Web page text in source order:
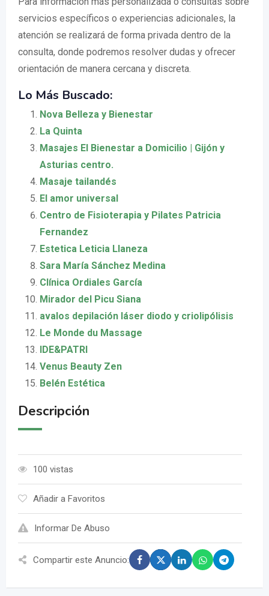
servicios específicos o experiencias adicionales, la
atención se realizará de forma privada dentro de la
consulta, donde podremos resolver dudas y ofrecer
orientación de manera cercana y discreta.
Lo Más Buscado:
Nova Belleza y Bienestar
La Quinta
Masajes El Bienestar a Domicilio | Gijón y
Asturias centro.
Masaje tailandés
El amor universal
Centro de Fisioterapia y Pilates Patricia
Fernandez
Estetica Leticia Llaneza
Sara María Sánchez Medina
Clínica Ordiales García
Mirador del Picu Siana
avalos depilación láser diodo y criolipólisis
Le Monde du Massage
IDE&PATRI
Venus Beauty Zen
Belén Estética
Descripción
100 vistas
Añadir a Favoritos
Informar De Abuso
Compartir este Anuncio: